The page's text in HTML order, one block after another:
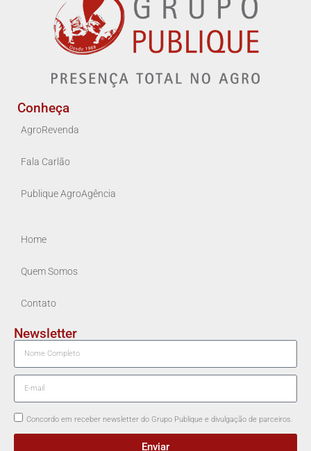
Conheça
AgroRevenda
Fala Carlão
Publique AgroAgência
Home
Quem Somos
Contato
Newsletter
Concordo em receber newsletter do Grupo Publique e divulgação de parceiros.
Enviar